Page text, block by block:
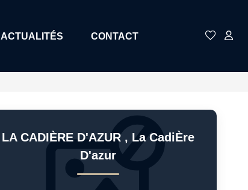
ACTUALITÉS CONTACT
LA CADIÈRE D'AZUR , La CadiÈre
D'azur